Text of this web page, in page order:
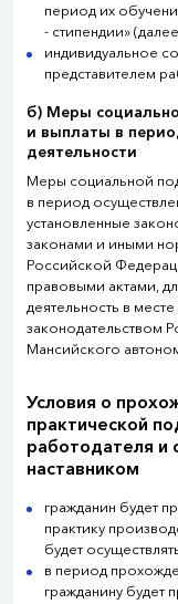
период их
- стипендии»
индивидуальное
представителем
б) Меры
и выплаты в
деятельности
Меры социальной
в период
установленные
законами и иными
Российской
правовыми актами,
деятельность в
законодательством
Мансийского
Условия о
практической
работодателя и
наставником
гражданин будет
практику
будет
в период
гражданину будет